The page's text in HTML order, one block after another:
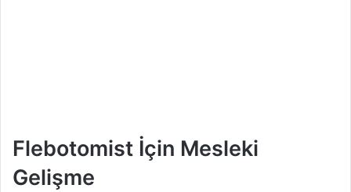
Flebotomist İçin Mesleki
Gelişme